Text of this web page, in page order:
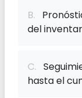
B.
del
C.
hasta el